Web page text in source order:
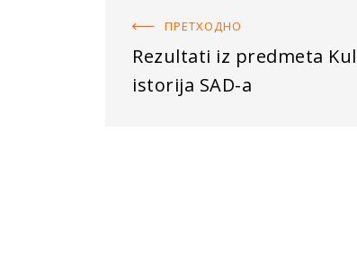
ПРЕТХОДНO
Rezultati iz predmeta
istorija SAD-a